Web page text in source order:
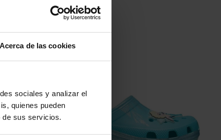
Acerca de las cookies
sociales y analizar el
quienes pueden
de sus servicios.